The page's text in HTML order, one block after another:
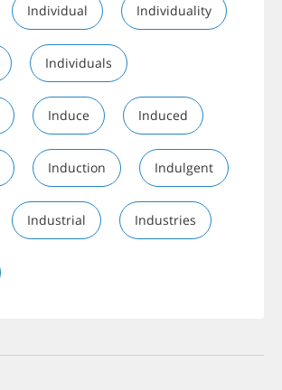
Individual Individuality
Individuals
Induce Induced
Induction Indulgent
Industrial Industries